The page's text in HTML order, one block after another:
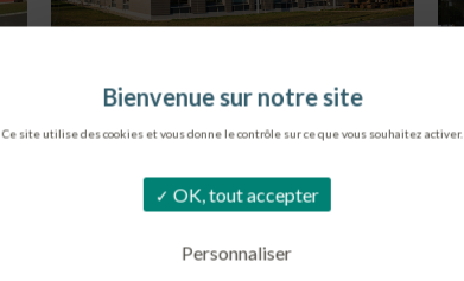
Ce site utilise des cookies et vous donne le contrôle sur ce que vous souhaitez activer.
OK, tout accepter
Personnaliser